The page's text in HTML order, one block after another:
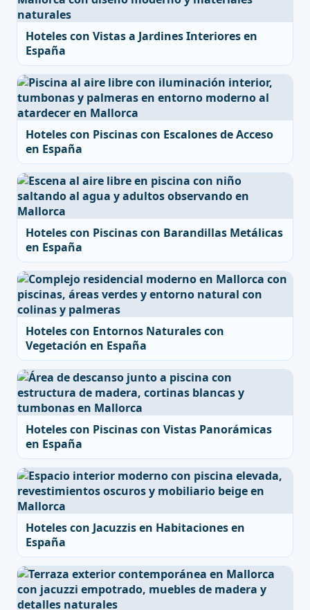
Hoteles con Vistas a Jardines Interiores en
España
Hoteles con Piscinas con Escalones de Acceso
en España
Hoteles con Piscinas con Barandillas Metálicas
en España
Hoteles con Entornos Naturales con
Vegetación en España
Hoteles con Piscinas con Vistas Panorámicas
en España
Hoteles con Jacuzzis en Habitaciones en
España